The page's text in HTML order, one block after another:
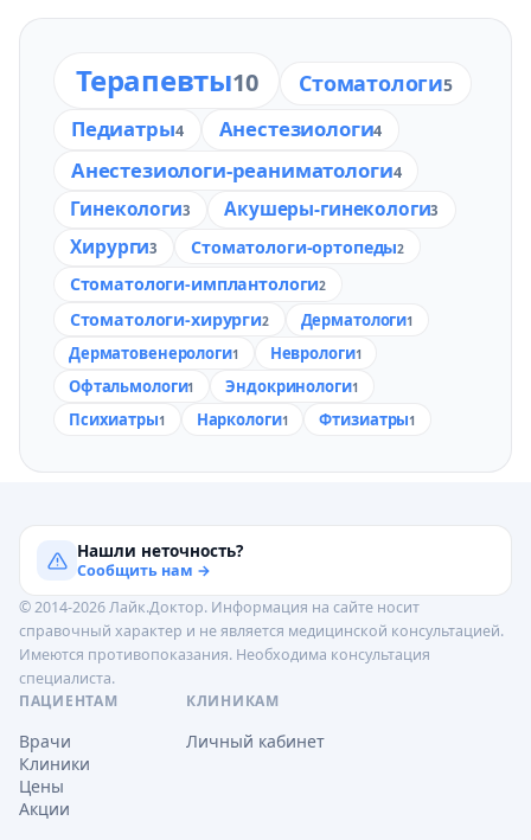
Терапевты10 Стоматологи5
Педиатры4 Анестезиологи4
Анестезиологи-реаниматологи4
Гинекологи3 Акушеры-гинекологи3
Хирурги3 Стоматологи-ортопеды2
Стоматологи-имплантологи2
Стоматологи-хирурги2 Дерматологи1
Дерматовенерологи1 Неврологи1
Офтальмологи1 Эндокринологи1
Психиатры1 Наркологи1 Фтизиатры1
Нашли неточность?
Сообщить нам →
© 2014-2026 Лайк.Доктор. Информация на сайте носит
справочный характер и не является медицинской консультацией.
Имеются противопоказания. Необходима консультация
специалиста.
ПАЦИЕНТАМ
Врачи
Клиники
Цены
Акции
КЛИНИКАМ
Личный кабинет